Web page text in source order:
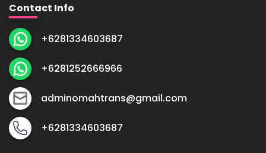
Contact Info
+6281334603687
+6281252666966
adminomahtrans@gmail.com
+6281334603687